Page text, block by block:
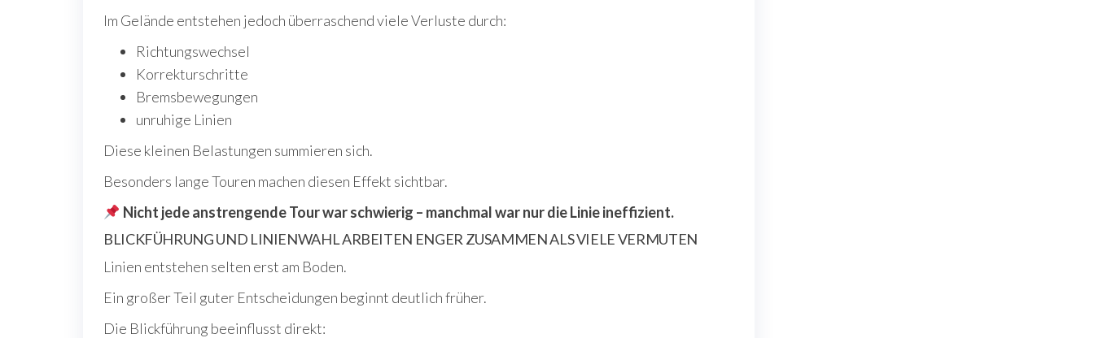
Im Gelände entstehen jedoch überraschend viele Verluste durch:
Richtungswechsel
Korrekturschritte
Bremsbewegungen
unruhige Linien
Diese kleinen Belastungen summieren sich.
Besonders lange Touren machen diesen Effekt sichtbar.
Nicht jede anstrengende Tour war schwierig – manchmal war nur die Linie ineffizient.
BLICKFÜHRUNG UND LINIENWAHL ARBEITEN ENGER ZUSAMMEN ALS VIELE VERMUTEN
Linien entstehen selten erst am Boden.
Ein großer Teil guter Entscheidungen beginnt deutlich früher.
Die Blickführung beeinflusst direkt: